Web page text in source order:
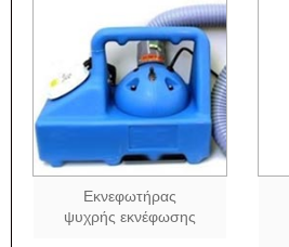
Εκνεφωτήρας
ψυχρής εκνέφωσης